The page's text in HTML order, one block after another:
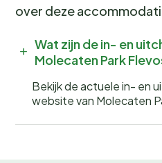
over deze
Wat zijn de in- en
Molecaten Park
Bekijk de actuele in- en
website van Molecaten